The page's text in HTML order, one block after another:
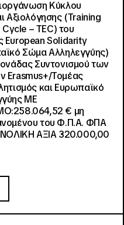
Κύκλου
Αξιολόγησης (Training
– TEC) του
European Solidarity
Σώμα Αλληλεγγύης)
Συντονισμού των
Erasmus+/Τομέας
και Ευρωπαϊκό
ΜΕ
€ μη
του Φ.Π.Α. ΦΠΑ
ΑΞΙΑ 320.000,00